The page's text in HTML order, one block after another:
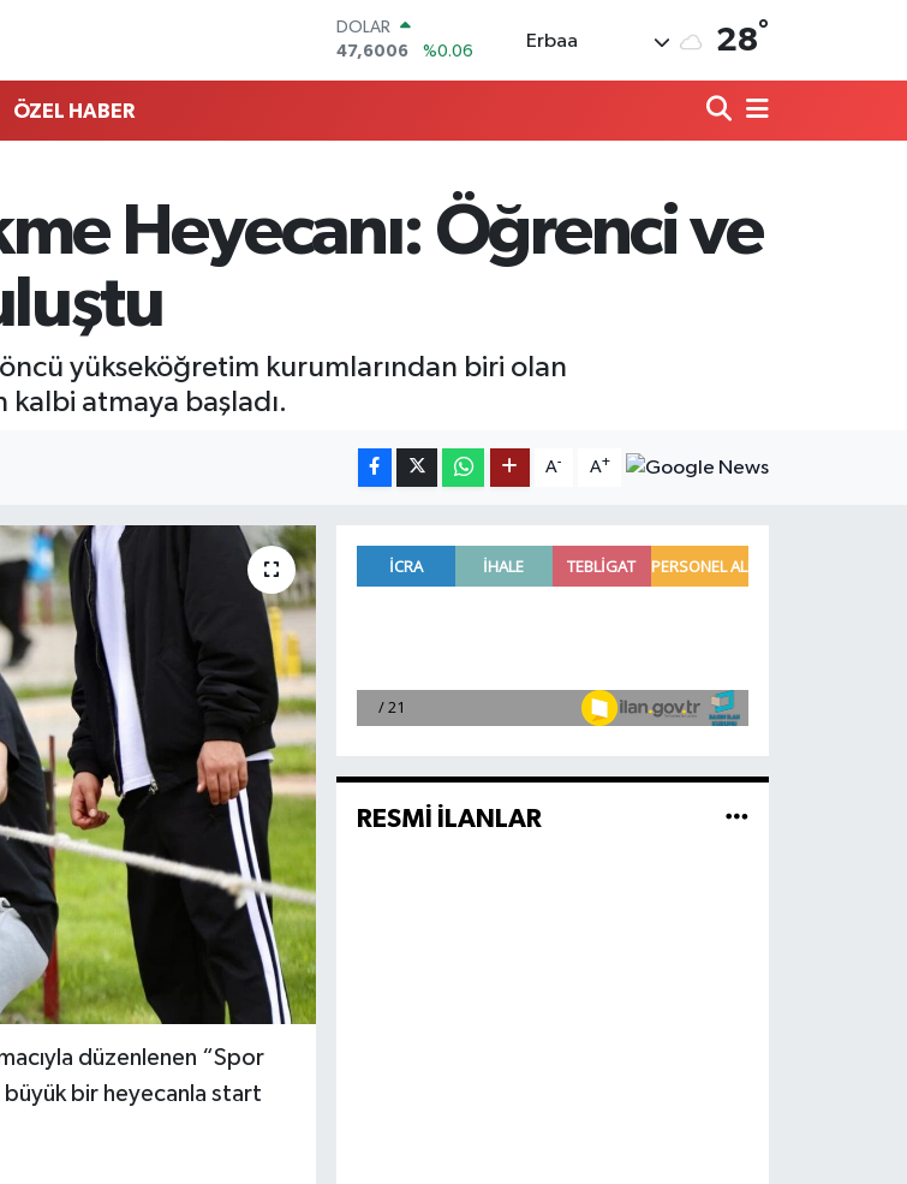
DOLAR
47,6006
%0.06
%0.32
BİST100
%48
Erbaa 28°
ÖZEL HABER
Heyecanı: Öğrenci ve
yükseköğretim kurumlarından biri olan
kalbi atmaya başladı.
A- A+
düzenlenen “Spor
büyük bir heyecanla start
RESMİ İLANLAR